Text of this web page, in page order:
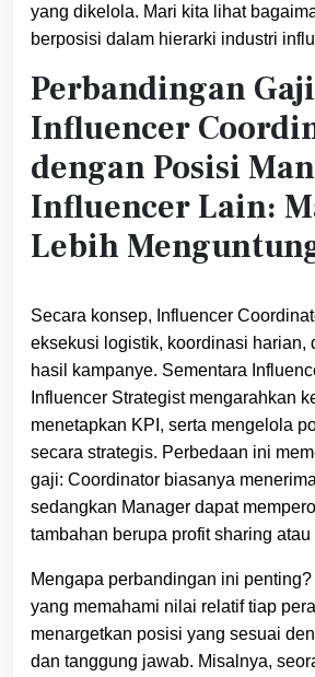
yang dikelola. Mari kita lihat
berposisi dalam hierarki industri
Perbandingan Gaji
Influencer
dengan Posisi
Influencer Lain:
Lebih
Secara konsep, Influencer
eksekusi logistik, koordinasi harian,
hasil kampanye. Sementara
Influencer Strategist mengarahkan
menetapkan KPI, serta mengelola
secara strategis. Perbedaan ini
gaji: Coordinator biasanya
sedangkan Manager dapat
tambahan berupa profit sharing atau
Mengapa perbandingan ini
yang memahami nilai relatif tiap
menargetkan posisi yang sesuai
dan tanggung jawab. Misalnya,